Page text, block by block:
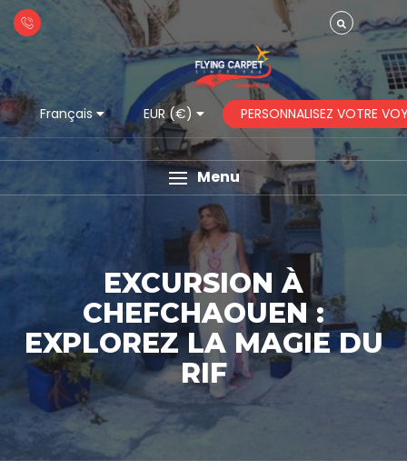
Français EUR (€) PERSONNALISEZ VOTRE
Menu
EXCURSION À
CHEFCHAOUEN :
EXPLOREZ LA MAGIE DU
RIF